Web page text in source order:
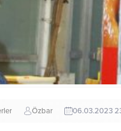
Özbar 06.03.2023